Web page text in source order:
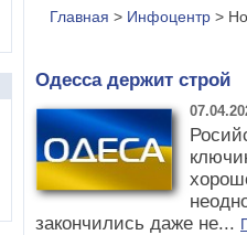
Главная > Инфоцентр >
Одесса держит строй
закончились даже не...